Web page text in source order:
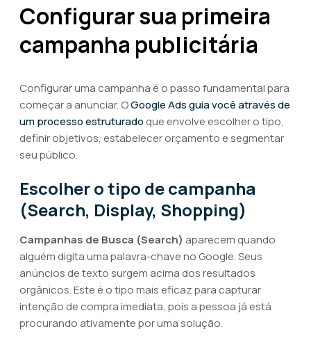
Configurar sua primeira
campanha publicitária
Configurar uma campanha é o passo fundamental para
começar a anunciar. OGoogle Ads guia você através de
um processo estruturado que envolve escolher o tipo,
definir objetivos, estabelecer orçamento e segmentar
seu público.
Escolher o tipo de campanha
(Search, Display, Shopping)
Campanhas de Busca (Search) aparecem quando
alguém digita uma palavra-chave no Google. Seus
anúncios de texto surgem acima dos resultados
orgânicos. Este é o tipo mais eficaz para capturar
intenção de compra imediata, pois a pessoa já está
procurando ativamente por uma solução.